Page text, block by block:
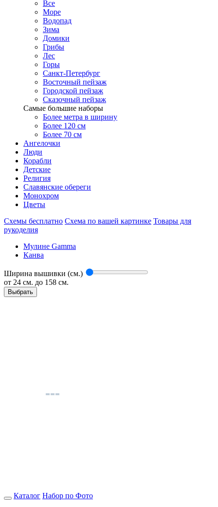
Все
Море
Водопад
Зима
Домики
Грибы
Лес
Горы
Санкт-Петербург
Восточный пейзаж
Городской пейзаж
Сказочный пейзаж
Самые большие наборы
Более метра в ширину
Более 120 см
Более 70 см
Ангелочки
Люди
Корабли
Детские
Религия
Славянские обереги
Монохром
Цветы
Схемы бесплатно Схема по вашей картинке Товары для
рукоделия
Мулине Gamma
Канва
Ширина вышивки (см.)
от 24 см. до 158 см.
Выбрать
Каталог Набор по Фото